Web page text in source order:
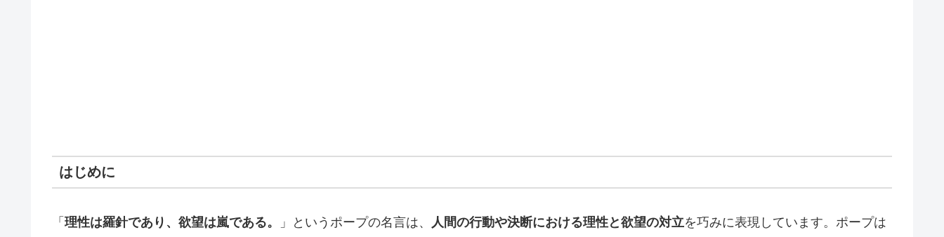
はじめに
「 理性は羅針であり、欲望は嵐である。 」というポープの名言は、 人間の行動や決断における理性と欲望の対立を巧みに表現しています。ポープは